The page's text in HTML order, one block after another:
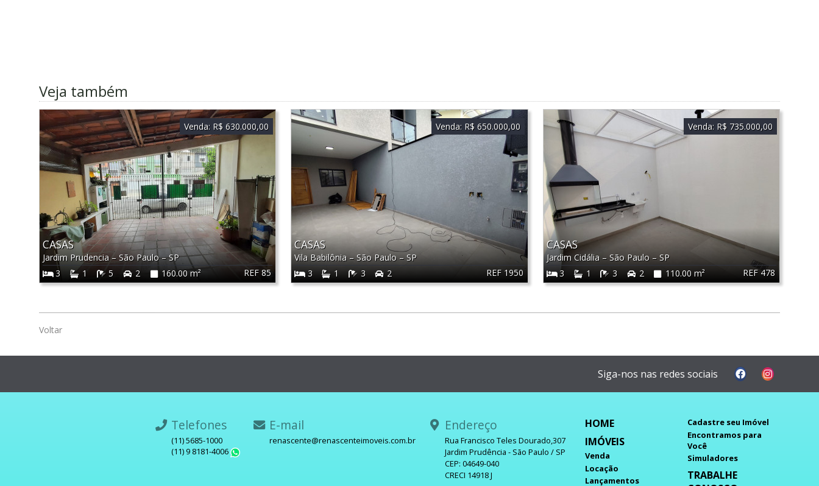
Veja também
REF 85
CASAS
Jardim Prudencia –São Paulo–SP
3
1 5 2 160.00 m²
Venda: R$ 630.000,00
REF 1950
CASAS
Vila Babilônia–São Paulo–SP
3
1 3 2
Venda: R$ 650.000,00
REF 478
CASAS
Jardim Cidália – São Paulo – SP
3
1 3 2 110.00 m²
Venda: R$ 735.000,00
Voltar
Siga-nos nas redes sociais
Telefones
(11) 5685-1000
(11) 9 8181-4006
E-mail
renascente@renascenteimoveis.com.br
Endereço
Rua Francisco Teles Dourado,307
Jardim Prudência - São Paulo / SP
CEP: 04649-040
CRECI 14918 J
HOME
IMÓVEIS
Venda
Locação
Lançamentos
Cadastre seu Imóvel
Encontramos para
Você
Simuladores
TRABALHE